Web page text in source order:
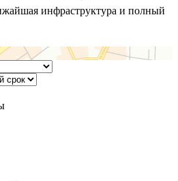
инфраструктура и полный